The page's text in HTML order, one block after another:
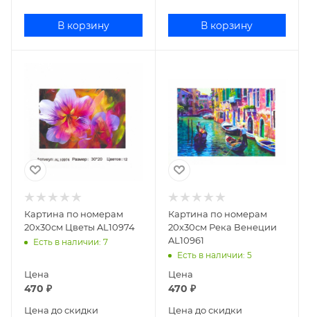
В корзину В корзину
Картина по номерам
20х30см Цветы AL10974
Есть в наличии: 7
Цена
470 ₽
Цена до скидки
Картина по номерам
20х30см Река Венеции
AL10961
Есть в наличии: 5
Цена
470 ₽
Цена до скидки